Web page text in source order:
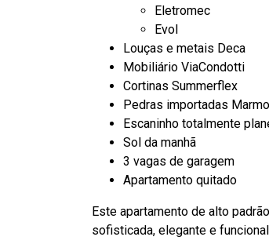
Eletromec
Evol
Louças e metais Deca
Mobiliário ViaCondotti
Cortinas Summerflex
Pedras importadas
Escaninho totalmente
Sol da manhã
3 vagas de garagem
Apartamento quitado
Este apartamento de alto
sofisticada, elegante e